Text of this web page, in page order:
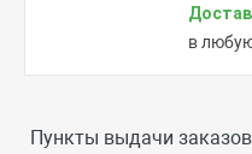
в
Пункты выдачи